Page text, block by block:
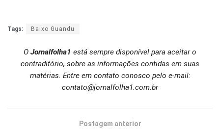
Tags: Baixo Guandu
O Jornalfolha1 está sempre disponível para aceitar o
contraditório, sobre as informações contidas em suas
matérias. Entre em contato conosco pelo e-mail:
contato@jornalfolha1.com.br
Postagem anterior